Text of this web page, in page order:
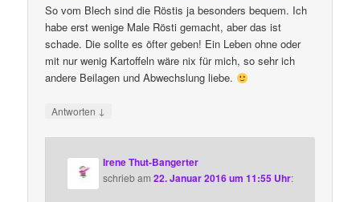
So vom Blech sind die Röstis ja besonders bequem. Ich
habe erst wenige Male Rösti gemacht, aber das ist
schade. Die sollte es öfter geben! Ein Leben ohne oder
mit nur wenig Kartoffeln wäre nix für mich, so sehr ich
andere Beilagen und Abwechslung liebe.
Antworten ↓
Irene Thut-Bangerter
schriebam22. Januar 2016 um 11:55 Uhr: